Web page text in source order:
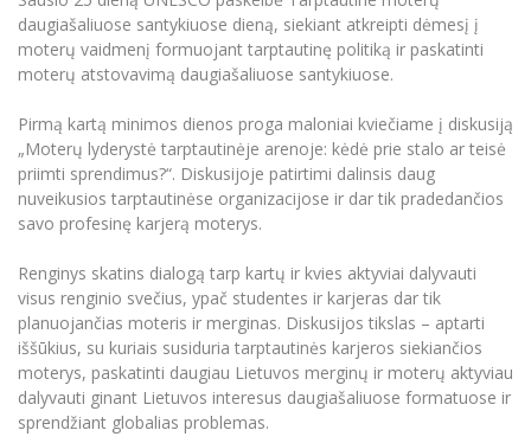
Universiteto teatras
MRU pop vokalinis ansamblis (vadovas Artūras
Novikas)
MRU merginų choras
Neformaliuoju ir (ar) savišvietos būdu įgytų
kompetencijų vertinimas ir pripažinimas
Studijų organizavimas
Erasmus+ mobilumas praktikoms (SMP)
Kitos galimybės
Partnerystės
Azijos centras
Frankofoniškų šalių studijų centras
Emocinė gerovė
Mokslo laboratorijos
Žmogaus, aplinkos ir technologijų (HET)
Doktorantūra
Projektai
Akademinė leidyba
Mokymų LAB
Mokslo naujienos
Kasmetiniai mokslo renginiai
Veiklos dokumentai
Akademinė etika
Darbas MRU
Universiteto simbolika
Atributika
Naujienos
Tarptautiškumas
Studentams
Studentams
Darbuotojams
Darnus vystymasis
Privatumo politika
Sūduvos akademija
Tinklalaidės
Bakalauro studijos
Vadovų MBA
Švietimo ir kultūros vadovų MPA
Teisės LL.M.
Papildomosios studijos
Pedagogų rengimas
Doktorantūros studijos
Profesinės bakalauro studijos
Personalo valdymo centras
Privačių interesų deklaravimas
Informacija naujiems darbuotojams
daugiašaliuose santykiuose dieną, siekiant atkreipti dėmesį į
moterų vaidmenį formuojant tarptautinę politiką ir paskatinti
moterų atstovavimą daugiašaliuose santykiuose.
Pirmą kartą minimos dienos proga maloniai kviečiame į diskusiją
„Moterų lyderystė tarptautinėje arenoje: kėdė prie stalo ar teisė
priimti sprendimus?“. Diskusijoje patirtimi dalinsis daug
nuveikusios tarptautinėse organizacijose ir dar tik pradedančios
savo profesinę karjerą moterys.
Renginys skatins dialogą tarp kartų ir kvies aktyviai dalyvauti
visus renginio svečius, ypač studentes ir karjeras dar tik
planuojančias moteris ir merginas. Diskusijos tikslas – aptarti
iššūkius, su kuriais susiduria tarptautinės karjeros siekiančios
moterys, paskatinti daugiau Lietuvos merginų ir moterų aktyviau
dalyvauti ginant Lietuvos interesus daugiašaliuose formatuose ir
sprendžiant globalias problemas.